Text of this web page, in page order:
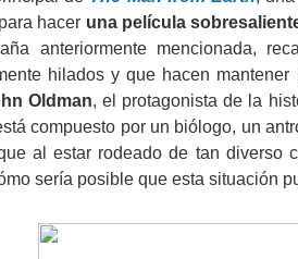
hacer una película
anteriormente mencionada,
hilados y que hacen
Oldman, el protagonista de la
compuesto por un biólogo, un
al estar rodeado de tan diverso
sería posible que esta situación